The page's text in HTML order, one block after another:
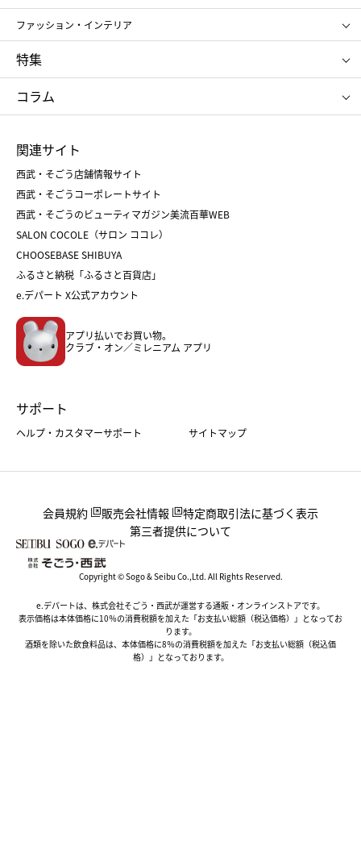
お中元
お歳暮
ポール&ジョー ボーテ
ジルスチュアート
NARS
RMK
クリニーク
SK-Ⅱ
アンリ・シャルパンティエ
ゴディバ
新宿高野
たねや
ねんりん家
ファッション・インテリア
ポロ ラルフ ローレン
タケオ キクチ
ママ＆キッズ
シュタイフ
特集
お中元
ひな人形
五月人形
父の日
クリスマスケーキ
ホワイトデー
コラム
菓子折り
和菓子
人気のギフト
バレンタイン
ホワイトデー
おせち
フード
ホーム・キッチン＆アート
関連サイト
西武・そごう店舗情報サイト
西武・そごうコーポレートサイト
西武・そごうのビューティマガジン美流百華WEB
SALON COCOLE（サロン ココレ）
CHOOSEBASE SHIBUYA
ふるさと納税「ふるさと百貨店」
e.デパート X公式アカウント
アプリ払いでお買い物。
クラブ・オン／ミレニアム アプリ
サポート
ヘルプ・カスタマーサポート サイトマップ
会員規約 販売会社情報
特定商取引法に基づく表示
第三者提供について
Copyright © Sogo & Seibu Co.,Ltd. All Rights Reserved.
e.デパートは、株式会社そごう・西武が運営する通販・オンラインストアです。
表示価格は本体価格に10％の消費税額を加えた「お支払い総額（税込価格）」となってお
ります。
酒類を除いた飲食料品は、本体価格に8％の消費税額を加えた「お支払い総額（税込価
格）」となっております。